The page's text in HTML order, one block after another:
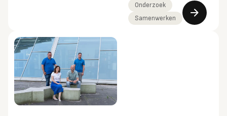
Onderzoek
Samenwerken
deze voorstelling van
theatergroep Kullis wordt
de verwarring, het verdriet
en de machteloosheid
voelbaar dichtbij gebracht.